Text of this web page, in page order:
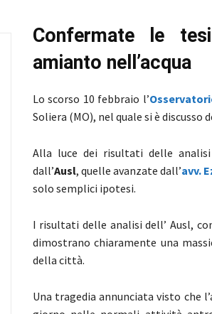
Confermate le
amianto nell’acqua
Lo scorso 10 febbraio l’
Soliera (MO), nel quale si è
Alla luce dei risultati delle
dall’Ausl, quelle avanzate dall’avv.
solo semplici ipotesi.
I risultati delle analisi dell’ Ausl,
dimostrano chiaramente una
della città.
Una tragedia annunciata visto che